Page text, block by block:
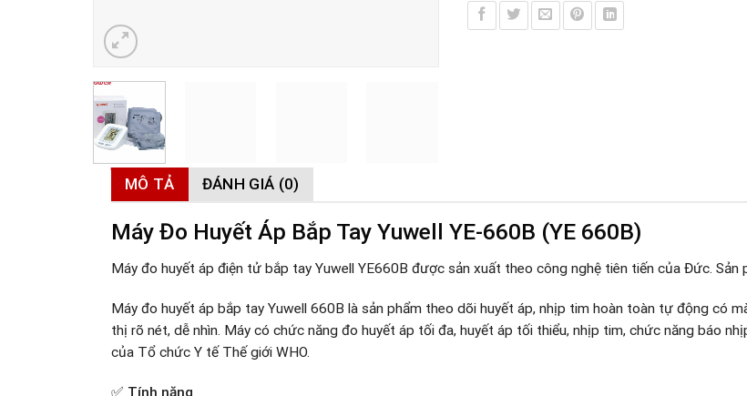
MÔ TẢ ĐÁNH GIÁ (0)
Máy Đo Huyết Áp Bắp Tay Yuwell YE-660B (YE 660B)
Máy đo huyết áp điện tử bắp tay Yuwell YE660B được sản xuất theo công nghệ tiên tiến của Đức. Sản
Máy đo huyết áp bắp tay Yuwell 660B là sản phẩm theo dõi huyết áp, nhịp tim hoàn toàn tự động có
thị rõ nét, dễ nhìn. Máy có chức năng đo huyết áp tối đa, huyết áp tối thiểu, nhịp tim, chức năng báo
của Tổ chức Y tế Thế giới WHO.
✅ Tính năng